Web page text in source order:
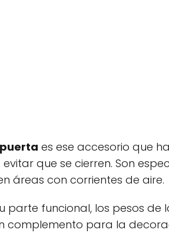
es ese accesorio que
que se cierren. Son
áreas con corrientes de aire.
parte funcional, los pesos de
complemento para la